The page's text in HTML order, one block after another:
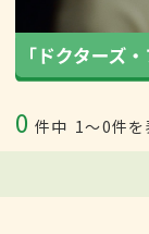
0 件中 1〜0件を